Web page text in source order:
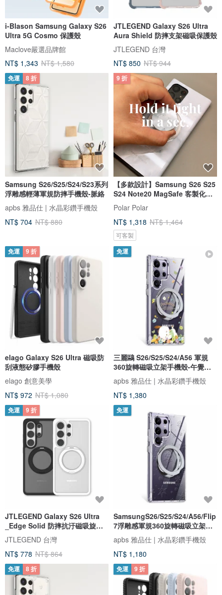
i-Blason Samsung Galaxy S26
Ultra 5G Cosmo 保護殼
Maclove嚴選品牌館
NT$ 1,343 NT$ 1,580
JTLEGEND Galaxy S26 Ultra
Aura Shield 防摔支架磁吸保護殼
JTLEGEND 台灣
NT$ 850 NT$ 944
免運 8 折
Samsung S26/S25/S24/S23系列
浮雕感輕薄軍規防摔手機殼-脈絡
apbs 雅品仕 | 水晶彩鑽手機殼
NT$ 704 NT$ 880
9 折
【多款設計】Samsung S26 S25
S24 Note20 MagSafe 客製化手
機殼
Polar Polar
NT$ 1,318 NT$ 1,464
可客製
免運 9 折
elago Galaxy S26 Ultra 磁吸防
刮液態矽膠手機殼
elago 創意美學
NT$ 972 NT$ 1,080
免運
三麗鷗 S26/S25/S24/A56 軍規
360旋轉磁吸立架手機殼-午覺帕
恰狗
apbs 雅品仕 | 水晶彩鑽手機殼
NT$ 1,380
免運 9 折
JTLEGEND Galaxy S26 Ultra
_Edge Solid 防摔抗汙磁吸旋轉
支架殼
JTLEGEND 台灣
NT$ 778 NT$ 864
免運
SamsungS26/S25/S24/A56/Flip
7浮雕感軍規360旋轉磁吸立架殼-
映雪
apbs 雅品仕 | 水晶彩鑽手機殼
NT$ 1,180
免運 8 折 免運 9 折